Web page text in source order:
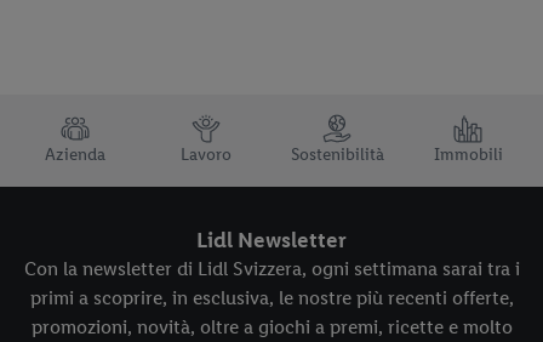
TRUSTBAR
Azienda Lavoro Sostenibilità Immobili
Lidl Newsletter
Con la newsletter di Lidl Svizzera, ogni settimana sarai tra i
primi a scoprire, in esclusiva, le nostre più recenti offerte,
promozioni, novità, oltre a giochi a premi, ricette e molto